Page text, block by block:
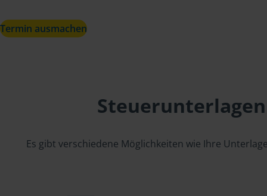
Termin ausmachen
Es gibt verschiedene Möglichkeiten wie Ihre